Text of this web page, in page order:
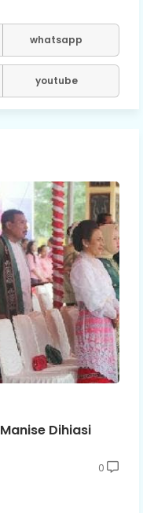
whatsapp
youtube
Dihiasi
0